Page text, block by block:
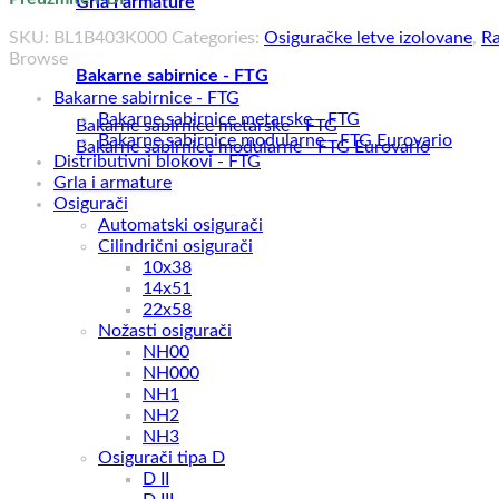
Bakarne sabirnice - FTG
Bakarne sabirnice metarske - FTG
Bakarne sabirnice modularne - FTG Eurovario
SKU: BL1B403K000 Categories: Osiguračke letve izolovane,
Browse
Bakarne sabirnice - FTG
Bakarne sabirnice metarske - FTG
Bakarne sabirnice modularne - FTG Eurovario
Distributivni blokovi - FTG
Grla i armature
Osigurači
Automatski osigurači
Cilindrični osigurači
10x38
14x51
22x58
Nožasti osigurači
NH00
NH000
NH1
NH2
NH3
Osigurači tipa D
D II